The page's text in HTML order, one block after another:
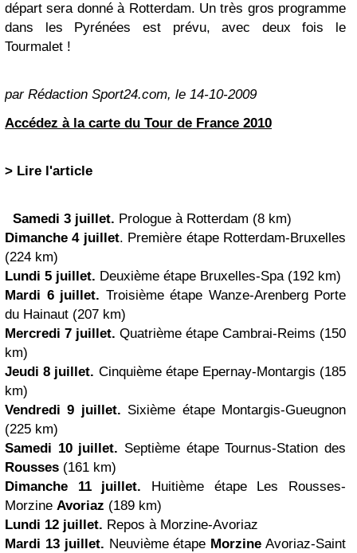
départ sera donné à Rotterdam. Un très gros programme
dans les Pyrénées est prévu, avec deux fois le
Tourmalet !
par Rédaction Sport24.com, le 14-10-2009
Accédez à la carte du Tour de France 2010
> Lire l'article
Samedi 3 juillet. Prologue à Rotterdam (8 km)
Dimanche 4 juillet. Première étape Rotterdam-Bruxelles
(224 km)
Lundi 5 juillet. Deuxième étape Bruxelles-Spa (192 km)
Mardi 6 juillet. Troisième étape Wanze-Arenberg Porte
du Hainaut (207 km)
Mercredi 7 juillet. Quatrième étape Cambrai-Reims (150
km)
Jeudi 8 juillet. Cinquième étape Epernay-Montargis (185
km)
Vendredi 9 juillet. Sixième étape Montargis-Gueugnon
(225 km)
Samedi 10 juillet. Septième étape Tournus-Station des
Rousses (161 km)
Dimanche 11 juillet. Huitième étape Les Rousses-
Morzine Avoriaz (189 km)
Lundi 12 juillet. Repos à Morzine-Avoriaz
Mardi 13 juillet. Neuvième étape Morzine Avoriaz-Saint